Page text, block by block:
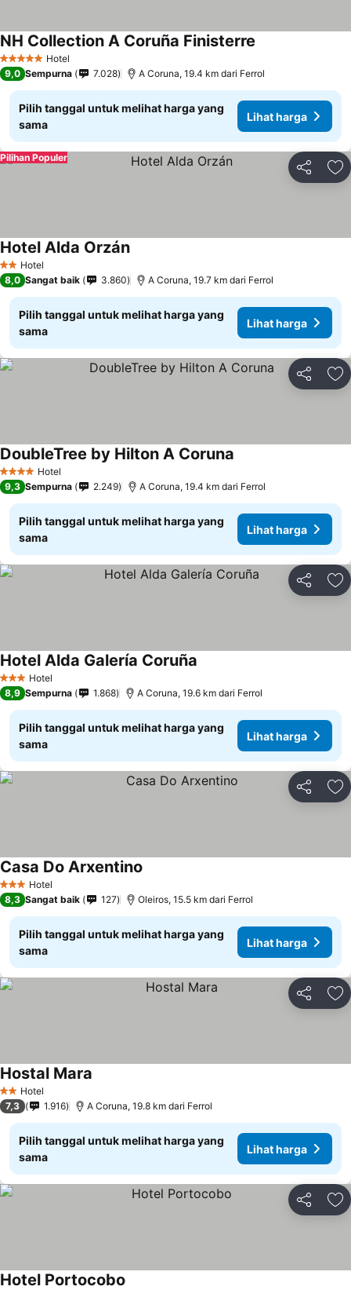
5 Bintang Hotel
NH Collection A Coruña Finisterre
9,0 Sempurna 7.028 A Coruna, 19.4 km dari Ferrol
Pilih tanggal untuk melihat harga yang
sama
Lihat harga
Bagikan
Pilihan Populer
2 Bintang
Hotel
Hotel Alda Orzán
8,0 Sangat baik 3.860 A Coruna, 19.7 km dari Ferrol
Pilih tanggal untuk melihat harga yang
sama
Lihat harga
Bagikan
4 BintangHotel
DoubleTree by Hilton A Coruna
9,3 Sempurna 2.249 A Coruna, 19.4 km dari Ferrol
Pilih tanggal untuk melihat harga yang
sama
Lihat harga
Bagikan
3 BintangHotel
Hotel Alda Galería Coruña
8,9 Sempurna 1.868 A Coruna, 19.6 km dari Ferrol
Pilih tanggal untuk melihat harga yang
sama
Lihat harga
Bagikan
3 BintangHotel
Casa Do Arxentino
8,3 Sangat baik 127 Oleiros, 15.5 km dari Ferrol
Pilih tanggal untuk melihat harga yang
sama
Lihat harga
Bagikan
2 Bintang
Hotel
Hostal Mara
7,3 1.916 A Coruna, 19.8 km dari Ferrol
Pilih tanggal untuk melihat harga yang
sama
Lihat harga
Bagikan
Hotel Portocobo